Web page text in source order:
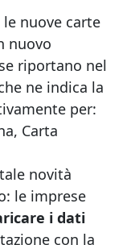
le nuove carte
nuovo
riportano nel
ne indica la
per:
Carta
tale novità
le imprese
i dati
con la